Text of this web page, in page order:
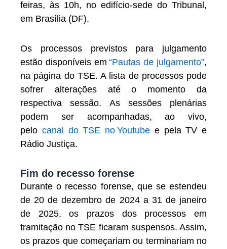
feiras, às 10h, no edifício-sede do Tribunal,
em Brasília (DF).
Os processos previstos para julgamento
estão disponíveis em “Pautas de julgamento”,
na página do TSE. A lista de processos pode
sofrer alterações até o momento da
respectiva sessão. As sessões plenárias
podem ser acompanhadas, ao vivo,
pelo canal do TSE no Youtube e pela TV e
Rádio Justiça.
Fim do recesso forense
Durante o recesso forense, que se estendeu
de 20 de dezembro de 2024 a 31 de janeiro
de 2025, os prazos dos processos em
tramitação no TSE ficaram suspensos. Assim,
os prazos que começariam ou terminariam no